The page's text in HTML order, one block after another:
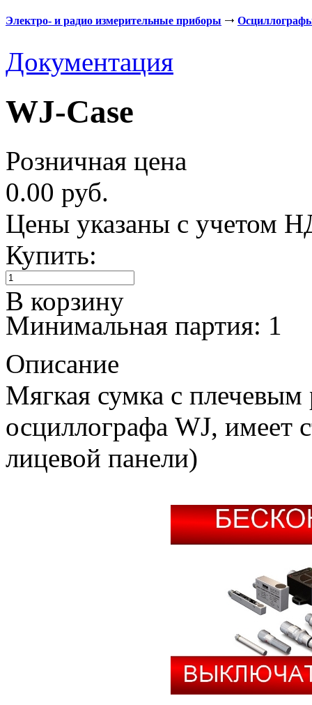
Электро- и радио измерительные приборы
Документация
WJ-Case
Розничная цена
0.00 руб.
Цены указаны с учетом
Купить:
В корзину
Минимальная партия: 1
Описание
Мягкая сумка с
осциллографа WJ,
лицевой панели)